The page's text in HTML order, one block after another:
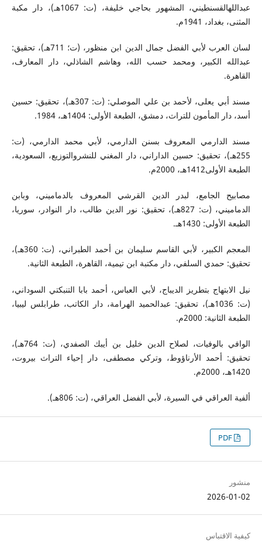
عبداللهالقسنطيني، المشهور بحاجي خليفة، (ت: 1067هـ)، دار مكبة
المثنى، بغداد، 1941م.
لسان العرب لأبي الفضل جمال الدين ابن منظور، (ت؛ 711هـ)، تحقيق:
عبدالله الكبير، ومحمد حسب الله، وهاشم الشاذلي، دار المعارف،
القاهرة.
مسند أبي يعلى، لأحمد بن علي الموصلي: (ت: 307هـ)، تحقيق: حسين
أسد، دار المأمون للتراث، دمشق، الطبعة الأولى: 1404هـ، 1984.
مسند الدارمي المعروف بسنن الدارمي، لأبي محمد الدارمي، (ت:
255هـ)، تحقيق: حسين الداراني، دار المغني للنشروالتوزيع، السعودية،
الطبعة الأولى1412هـ، 2000م.
مصابيح الجامع، لبدر الدين القرشي المعروف بالدماميني، وبابن
الدماميني، (ت: 827هـ)، تحقيق: نور الدين طالب، دار النوادر، سوريا،
الطبعة الأولى: 1430هـ.
المعجم الكبير، لأبي القاسم سليمان بن أحمد الطبراني، (ت: 360هـ)،
تحقيق: حمدي السلفي، دار مكتبة ابن تيمية، القاهرة، الطبعة الثانية.
نيل الابتهاج بتطريز الديباج، لأبي العباس، أحمد بابا التنبكتي السوداني،
(ت: 1036هـ)، تحقيق: عبدالحميد الهرامة، دار الكاتب، طرابلس ليبيا،
الطبعة الثانية: 2000م.
الوافي بالوفيات، لصلاح الدين خليل بن أيبك الصفدي، (ت: 764هـ)،
تحقيق: أحمد الأرناؤوط، وتركي مصطفى، دار إحياء التراث بيروت،
1420هـ، 2000م.
ألفية العراقي في السيرة، لأبي الفضل العراقي، (ت: 806هـ).
PDF
منشور
2026-01-02
كيفية الاقتباس